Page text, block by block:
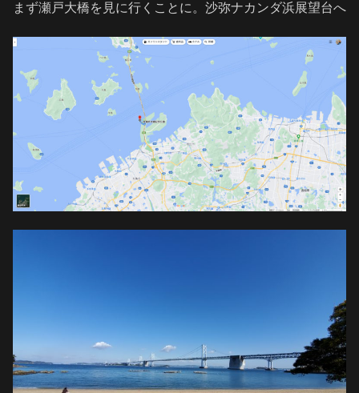
まず瀬戸大橋を見に行くことに。沙弥ナカンダ浜展望台へ